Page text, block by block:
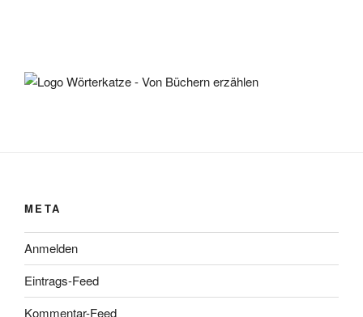
META
Anmelden
Eintrags-Feed
Kommentar-Feed